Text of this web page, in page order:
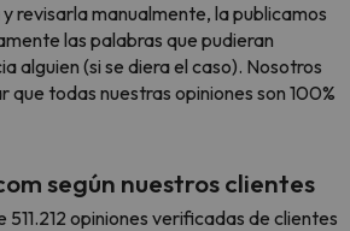
revisarla manualmente, la publicamos
las palabras que pudieran
alguien (si se diera el caso). Nosotros
que todas nuestras opiniones son 100%
según nuestros clientes
511.212 opiniones verificadas de clientes